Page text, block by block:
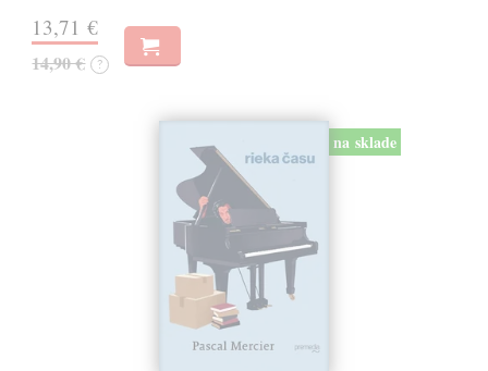
13,71 €
14,90 € ?
na sklade